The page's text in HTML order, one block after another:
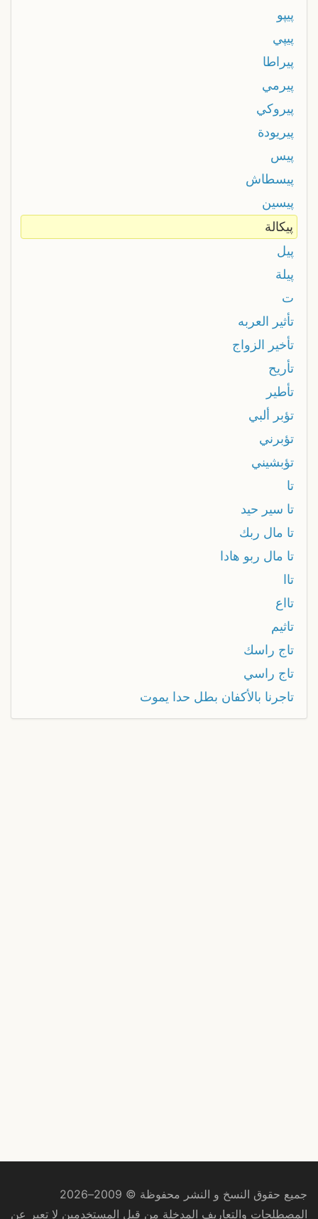
پيپو
پيپي
پيراطا
پيرمي
پيروكي
پيريودة
پيس
پيسطاش
پيسين
پيكالة
پيل
پيلة
ت
تأثير العربه
تأخير الزواج
تأريح
تأطير
تؤبر ألبي
تؤبرني
تؤبشيني
تا
تا سير حيد
تا مال ربك
تا مال ربو هادا
تاا
تااع
تاثيم
تاج راسك
تاج راسي
تاجرنا بالأكفان بطل حدا يموت
جميع حقوق النسخ و النشر محفوظة © 2009–2026
المصطلحات والتعاريف المدخلة من قبل المستخدمين لا تعبر عن